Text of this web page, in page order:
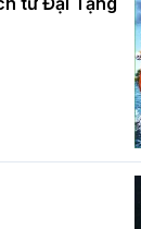
PL.2570 –
chính tín